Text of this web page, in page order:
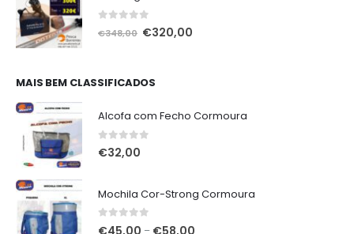
€348,00 O
era:
€320,00
MAIS BEM CLASSIFICADOS
Alcofa com Fecho Cormoura
0out of 5
€32,00
Mochila Cor-Strong Cormoura
0out of 5
€45,00 – €58,00